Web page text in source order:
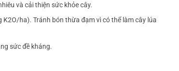
và cải thiện sức khỏe cây.
K2O/ha). Tránh bón thừa đạm vì có thể làm cây lúa
sức đề kháng.